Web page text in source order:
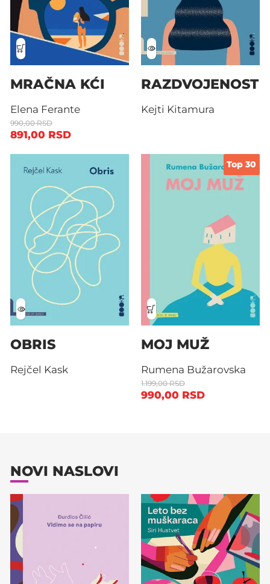
MRAČNA KĆI
Elena Ferante
990,00RSD
891,00 RSD
RAZDVOJENOST
Kejti Kitamura
OBRIS
Rejčel Kask
Top 30
MOJ MUŽ
Rumena Bužarovska
1.199,00RSD
990,00 RSD
NOVI NASLOVI